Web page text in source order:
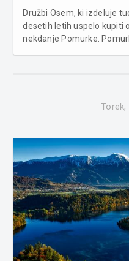
Družbi Osem, ki izdeluje
desetih letih uspelo kupiti
nekdanje Pomurke.
Torek,